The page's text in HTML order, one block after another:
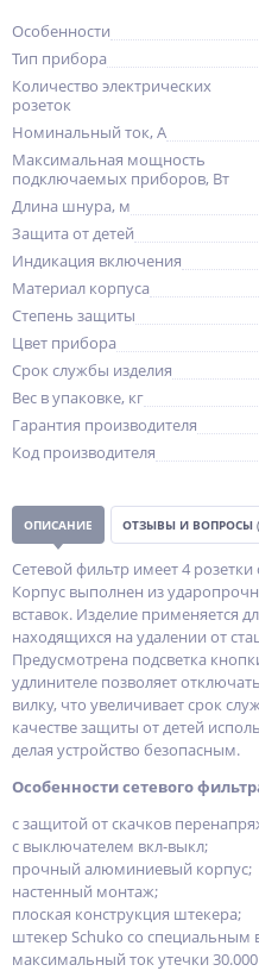
Особенности
Тип прибора
Количество электрических
розеток
Номинальный ток, A
Максимальная мощность
подключаемых приборов, Вт
Длина шнура, м
Защита от детей
Индикация включения
Материал корпуса
Степень защиты
Цвет прибора
Срок службы изделия
Вес в упаковке, кг
Гарантия производителя
Код производителя
ОПИСАНИЕ ОТЗЫВЫ И ВОПРОСЫ
Сетевой фильтр имеет 4
Корпус выполнен из
вставок. Изделие применяется
находящихся на удалении от
Предусмотрена подсветка
удлинителе позволяет
вилку, что увеличивает срок
качестве защиты от детей
делая устройство безопасным.
Особенности сетевого
с защитой от скачков
с выключателем вкл-выкл;
прочный алюминиевый корпус;
настенный монтаж;
плоская конструкция штекера;
штекер Schuko со
максимальный ток утечки